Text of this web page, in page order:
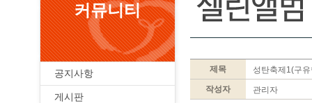
커뮤니티
공지사항
게시판
제목
성탄축제1(구
작성자
관리자